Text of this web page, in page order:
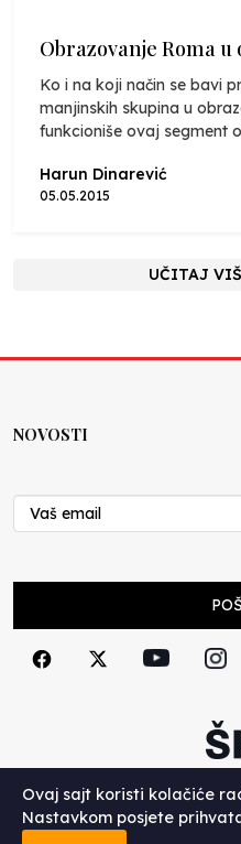
Obrazovanje Roma
Ko i na koji način se bavi
manjinskih skupina u
funkcioniše ovaj segment
Harun Dinarević
05.05.2015
UČITAJ
NOVOSTI
Ovaj sajt koristi kolačiće
Nastavkom posjete